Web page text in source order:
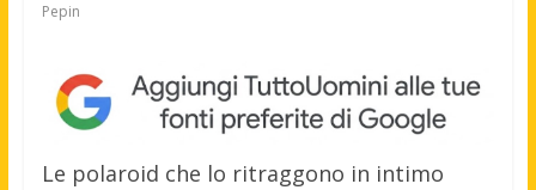
maschile
Pepin
Le polaroid che lo ritraggono in intimo